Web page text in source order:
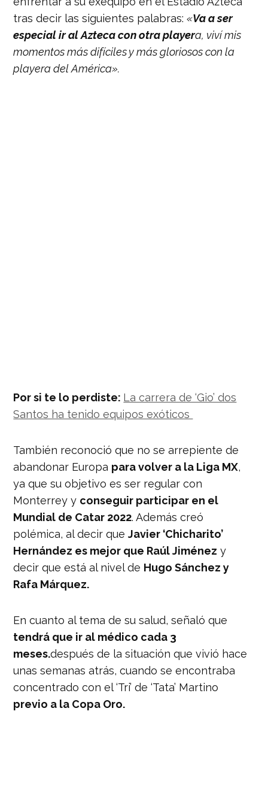
tras decir las siguientes palabras:«Va a ser
especial ir al Azteca con otra playera, viví mis
momentos más difíciles y más gloriosos con la
playera del América».
Por si te lo perdiste: La carrera de ‘Gio’ dos
Santos ha tenido equipos exóticos
También reconoció que no se arrepiente de
abandonar Europa para volver a la Liga MX,
ya que su objetivo es ser regular con
Monterrey y conseguir participar en el
Mundial de Catar 2022. Además creó
polémica, al decir queJavier ‘Chicharito’
Hernández es mejor que Raúl Jiménez y
decir que está al nivel de Hugo Sánchez y
Rafa Márquez.
En cuanto al tema de su salud, señaló que
tendrá que ir al médico cada 3
meses.después de la situación que vivió hace
unas semanas atrás, cuando se encontraba
concentrado con el ‘Tri’ de ‘Tata’ Martino
previo a la Copa Oro.